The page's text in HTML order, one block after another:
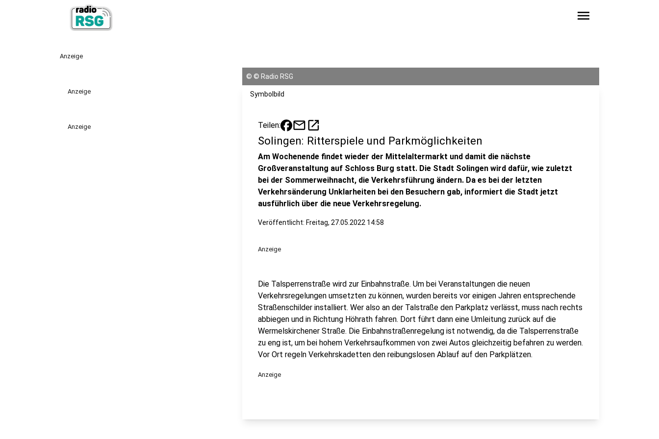
menu
Anzeige
Anzeige
Anzeige
© © Radio RSG
Symbolbild
Teilen: mailopen_in_new
Solingen: Ritterspiele und Parkmöglichkeiten
Am Wochenende findet wieder der Mittelaltermarkt und damit die nächste
Großveranstaltung auf Schloss Burg statt. Die Stadt Solingen wird dafür, wie zuletzt
bei der Sommerweihnacht, die Verkehrsführung ändern. Da es bei der letzten
Verkehrsänderung Unklarheiten bei den Besuchern gab, informiert die Stadt jetzt
ausführlich über die neue Verkehrsregelung.
Veröffentlicht: Freitag, 27.05.2022 14:58
Anzeige
Die Talsperrenstraße wird zur Einbahnstraße. Um bei Veranstaltungen die neuen
Verkehrsregelungen umsetzten zu können, wurden bereits vor einigen Jahren entsprechende
Straßenschilder installiert. Wer also an der Talstraße den Parkplatz verlässt, muss nach rechts
abbiegen und in Richtung Höhrath fahren. Dort führt dann eine Umleitung zurück auf die
Wermelskirchener Straße. Die Einbahnstraßenregelung ist notwendig, da die Talsperrenstraße
zu eng ist, um bei hohem Verkehrsaufkommen von zwei Autos gleichzeitig befahren zu werden.
Vor Ort regeln Verkehrskadetten den reibungslosen Ablauf auf den Parkplätzen.
Anzeige